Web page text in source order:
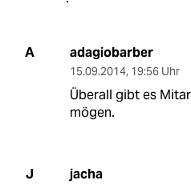
A adagiobarber
15.09.2014, 19:56 Uhr
Überall gibt es
mögen.
J jacha